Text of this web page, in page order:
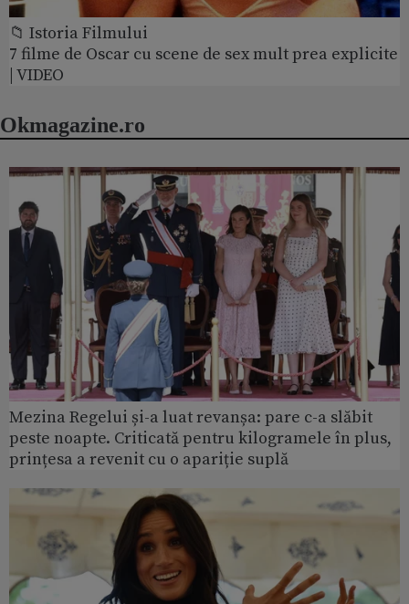
📁 Istoria Filmului
7 filme de Oscar cu scene de sex mult prea explicite
| VIDEO
Okmagazine.ro
Mezina Regelui și-a luat revanșa: pare c-a slăbit
peste noapte. Criticată pentru kilogramele în plus,
prințesa a revenit cu o apariție suplă